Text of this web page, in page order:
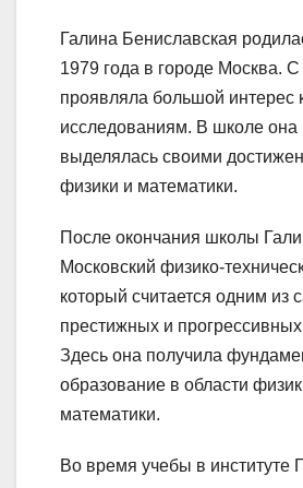
Галина Бениславская
1979 года в городе Москва. С
проявляла большой интерес
исследованиям. В школе она
выделялась своими
физики и математики.
После окончания школы
Московский физико-
который считается одним из
престижных и
Здесь она получила
образование в области
математики.
Во время учебы в институте